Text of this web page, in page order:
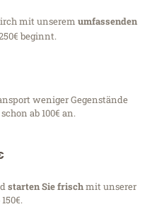
mit unserem umfassenden
beginnt.
weniger Gegenstände
ab 100€ an.
starten Sie frischmit unserer